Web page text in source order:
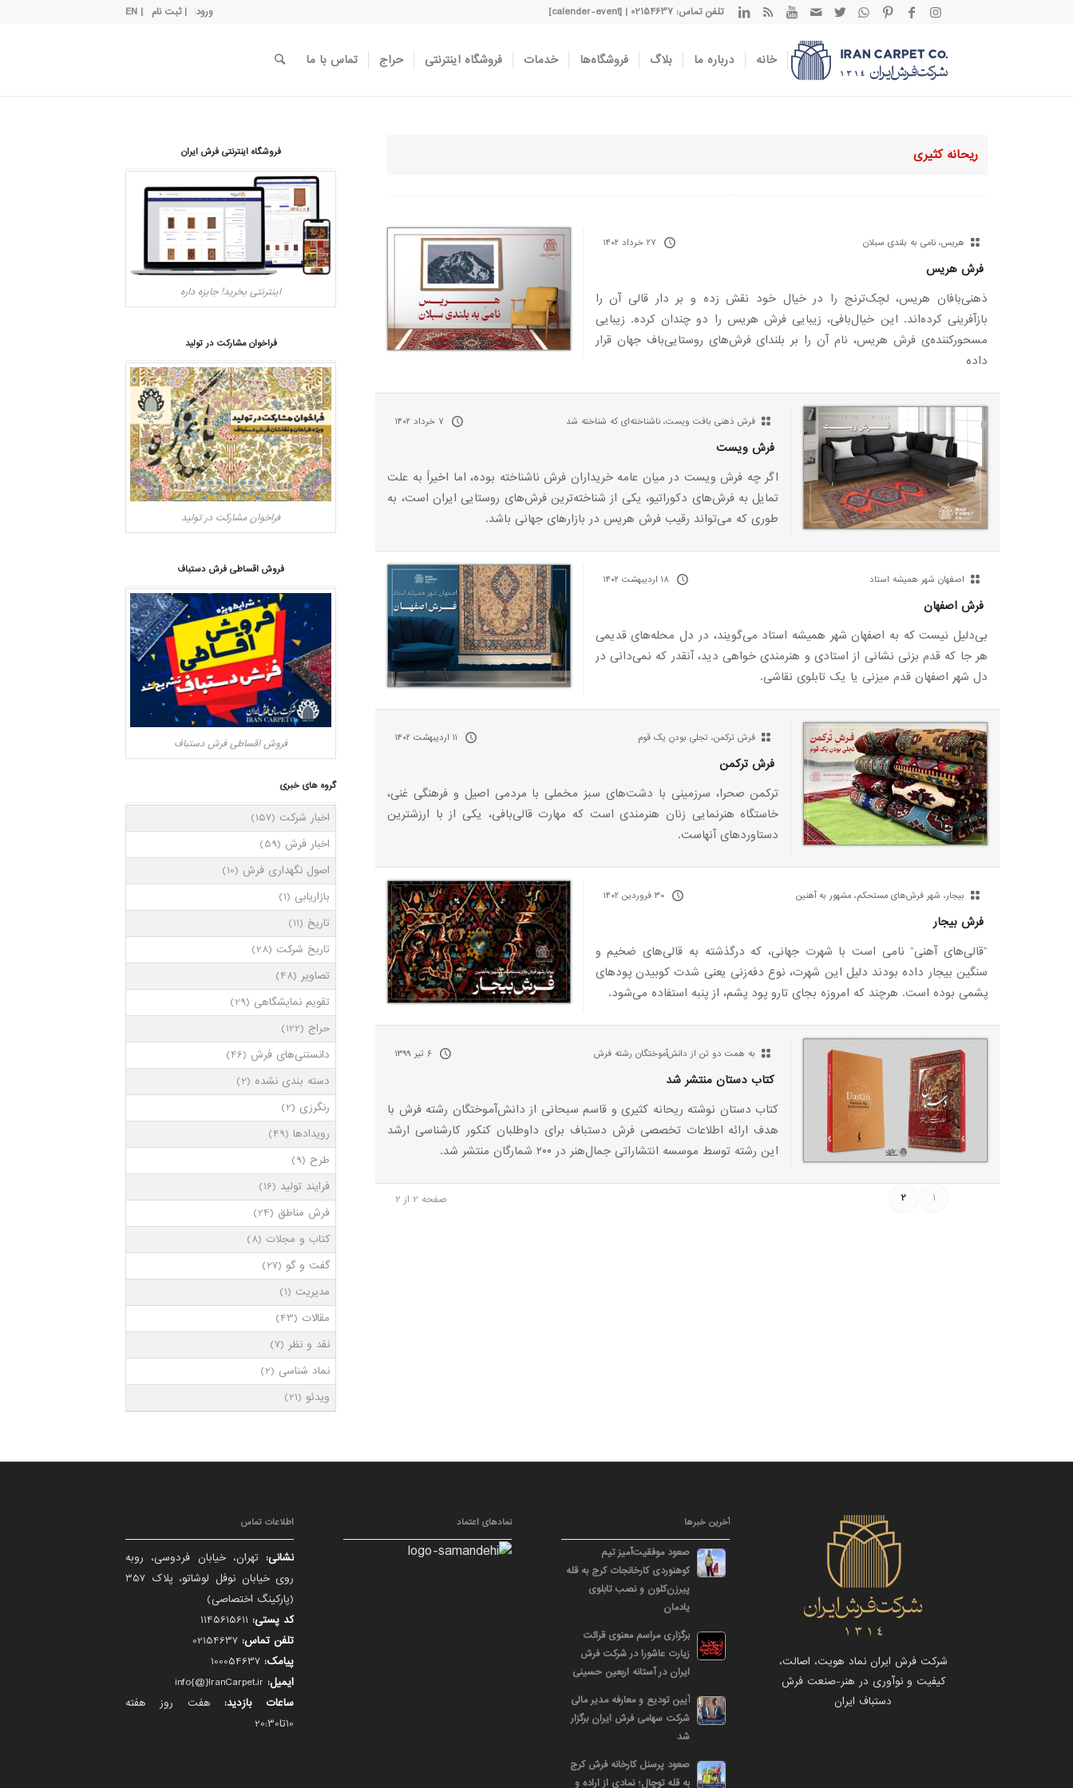
ورود | ثبت نام | EN تلفن تماس: 02154637 | [calender-event]
خانه درباره ما بلاگ فروشگاه‌ها خدمات فروشگاه اینترنتی حراج تماس با ما
ریحانه کثیری
هریس، نامی به بلندی سبلان ۲۷ خرداد ۱۴۰۲
فرش هریس
ذهنی‌بافان هریس، لچک‌ترنج را در خیال خود نقش زده و بر دار قالی آن را
بازآفرینی کرده‌اند. این خیال‌بافی، زیبایی فرش‌ هریس را دو چندان کرده. زیبایی
مسحورکننده‌ی فرش هریس، نام آن را بر بلندای فرش‌های روستایی‌باف جهان قرار
داده
فرش ذهنی بافت ویست، ناشناخته‌ای که شناخته شد ۷ خرداد ۱۴۰۲
فرش ویست
اگر چه فرش ویست در میان عامه خریداران فرش ناشناخته بوده، اما اخیراً به علت
تمایل به فرش‌های دکوراتیو، یکی از شناخته‌ترین فرش‌های روستایی ایران است، به
طوری که می‌تواند رقیب فرش هریس در بازارهای جهانی باشد.
اصفهان شهر همیشه استاد ۱۸ اردیبهشت ۱۴۰۲
فرش اصفهان
بی‌دلیل نیست که به اصفهان شهر همیشه استاد می‌گویند، در دل محله‌های قدیمی
هر جا که قدم بزنی نشانی از استادی و هنرمندی خواهی دید، آنقدر که نمی‌دانی در
دل شهر اصفهان قدم میزنی یا یک تابلوی نقاشی.
فرش ترکمن، تجلیِ بودنِ یک قوم ۱۱ اردیبهشت ۱۴۰۲
فرش ترکمن
ترکمن صحرا، سرزمینی با دشت‌های سبز مخملی با مردمی اصیل و فرهنگی غنی،
خاستگاه هنرنمایی زنان هنرمندی است که مهارت قالی‌بافی، یکی از با ارزشترین
دستاوردهای آنهاست.
بیجار، شهر فرش‌های مستحکم، مشهور به آهنین ۳۰ فروردین ۱۴۰۲
فرش بیجار
“قالی‌های آهنی” نامی است با شهرت جهانی، که درگذشته به قالی‌های ضخیم و
سنگین بیجار داده بودند دلیل این شهرت، نوع دفه‌زنی یعنی شدت کوبیدن پودهای
پشمی بوده است. هرچند که امروزه بجای تارو پود پشم، از پنبه استفاده می‌شود.
به همت دو تن از دانش‌آموختگان رشته فرش ۶ تیر ۱۳۹۹
کتاب دستان منتشر شد
کتاب دستان نوشته ریحانه کثیری و قاسم سبحانی از دانش‌آموختگان رشته فرش با
هدف ارائه اطلاعات تخصصی فرش دستباف برای داوطلبان کنکور کارشناسی ارشد
این رشته توسط موسسه انتشاراتی جمال‌هنر در ۲۰۰ شمارگان منتشر شد.
صفحه 2 از 2 1
2
فروشگاه اینترنتی فرش ایران
اینترنتی بخرید! جایزه داره
فراخوان مشارکت در تولید
فراخوان مشارکت در تولید
فروش اقساطی فرش دستباف
فروش اقساطی فرش دستباف
گروه های خبری
اخبار شرکت (157)
اخبار فرش (59)
اصول نگهداری فرش (10)
بازاریابی (1)
تاریخ (11)
تاریخ شرکت (28)
تصاویر (48)
تقویم نمایشگاهی (29)
حراج (122)
دانستنی‌های فرش (46)
دسته بندی نشده (2)
رنگرزی (2)
رویدادها(49)
طرح (9)
فرایند تولید (16)
فرش مناطق (24)
کتاب و مجلات (8)
گفت و گو (27)
مدیریت (1)
مقالات (43)
نقد و نظر (7)
نماد شناسی (2)
ویدئو (21)
شرکت فرش ایران نماد هویت، اصالت،
کیفیت و نوآوری در هنر-صنعت فرش
دستباف ایران
آخرین خبرها
صعود موفقیت‌آمیز تیم
کوهنوردی کارخانجات کرج به قله
پیرزن‌کلون و نصب تابلوی
یادمان
برگزاری مراسم معنوی قرائت
زیارت عاشورا در شرکت فرش
ایران در آستانه اربعین حسینی
آیین تودیع و معارفه مدیر مالی
شرکت سهامی فرش ایران برگزار
شد
صعود پرسنل کارخانه فرش کرج
به قله توچال؛ نمادی از اراده و
نمادهای اعتماد اطلاعات تماس
نشانی: تهران، خیابان فردوسی، روبه
روی خیابان نوفل لوشاتو، پلاک 357
(پارکینگ اختصاصی)
کد پستی:
تلفن تماس:
پیامک:
ایمیل:
ساعات بازدید: هفت روز هفته
10تا20:30